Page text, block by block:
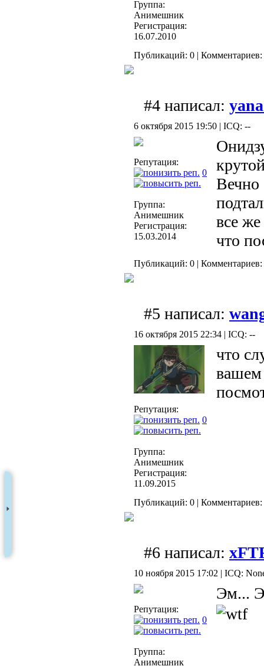
Группа:
Анимешник
Регистрация:
16.07.2010
Публикаций: 0 | Комментариев:
#4 написал:
6 октября 2015 19:50 | ICQ: --
Репутация:
0
Группа:
Анимешник
Регистрация:
15.03.2014
Вечно
все
что
Публикаций: 0 | Комментариев:
#5 написал:
16 октября 2015 22:34 | ICQ: --
Репутация:
0
Группа:
Анимешник
Регистрация:
11.09.2015
что
вашем
Публикаций: 0 | Комментариев:
#6 написал:
10 ноября 2015 17:02 | ICQ:
Репутация:
0
Группа:
Анимешник
Эм...